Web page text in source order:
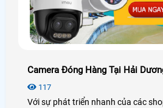
Camera Đóng Hàng Tại Hải
117
Với sự phát triển nhanh của các